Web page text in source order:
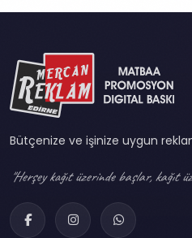
Bütçenize ve işinize uygun
"Herşey kağıt üzerinde başlar, kağıt